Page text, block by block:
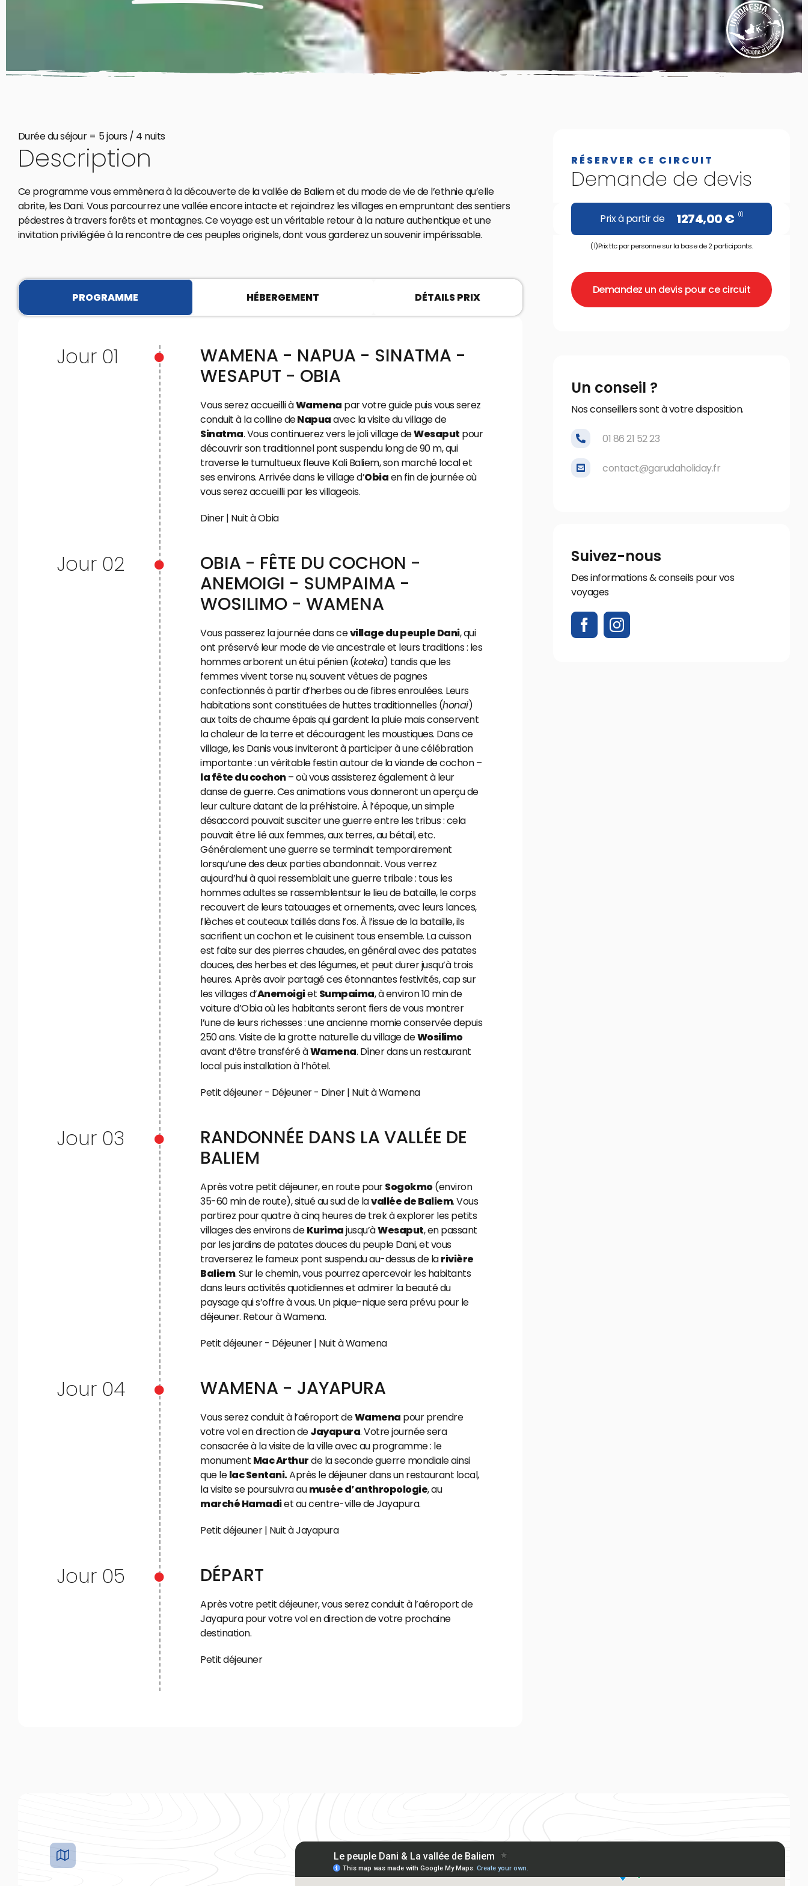
Durée du séjour = 5 jours / 4 nuits
Description
Ce programme vous emmènera à la découverte de la vallée de Baliem et du mode de vie de l’ethnie qu’elle
abrite, les Dani. Vous parcourrez une vallée encore intacte et rejoindrez les villages en empruntant des sentiers
pédestres à travers forêts et montagnes. Ce voyage est un véritable retour à la nature authentique et une
invitation privilégiée à la rencontre de ces peuples originels, dont vous garderez un souvenir impérissable.
PROGRAMME HÉBERGEMENT DÉTAILS PRIX
Jour 01
WAMENA - NAPUA - SINATMA -
WESAPUT - OBIA
Vous serez accueilli àWamena par votre guide puis vous serez
conduit à la colline deNapuaavec la visite du village de
Sinatma. Vous continuerez vers le joli village deWesaput pour
découvrir son traditionnel pont suspendu long de 90 m, qui
traverse le tumultueux fleuve Kali Baliem, son marché local et
ses environs. Arrivée dans le village d’Obiaen fin de journée où
vous serez accueilli par les villageois.
Diner | Nuit à Obia
Jour 02
OBIA - FÊTE DU COCHON -
ANEMOIGI - SUMPAIMA -
WOSILIMO - WAMENA
Vous passerez la journée dans cevillage du peuple Dani, qui
ont préservé leur mode de vie ancestrale et leurs traditions : les
hommes arborent un étui pénien (koteka) tandis que les
femmes vivent torse nu, souvent vêtues de pagnes
confectionnés à partir d’herbes ou de fibres enroulées. Leurs
habitations sont constituées de huttes traditionnelles (honai)
aux toits de chaume épais qui gardent la pluie mais conservent
la chaleur de la terre et découragent les moustiques. Dans ce
village, les Danis vous inviteront à participer à une célébration
importante : un véritable festin autour de la viande de cochon –
la fête du cochon– où vous assisterez également à leur
danse de guerre. Ces animations vous donneront un aperçu de
leur culture datant de la préhistoire. À l’époque, un simple
désaccord pouvait susciter une guerre entre les tribus : cela
pouvait être lié aux femmes, aux terres, au bétail, etc.
Généralement une guerre se terminait temporairement
lorsqu’une des deux parties abandonnait. Vous verrez
aujourd’hui à quoi ressemblait une guerre tribale : tous les
hommes adultes se rassemblentsur le lieu de bataille, le corps
recouvert de leurs tatouages et ornements, avec leurs lances,
flèches et couteaux taillés dans l’os. À l’issue de la bataille, ils
sacrifient un cochon et le cuisinent tous ensemble. La cuisson
est faite sur des pierres chaudes, en général avec des patates
douces, des herbes et des légumes, et peut durer jusqu’à trois
heures. Après avoir partagé ces étonnantes festivités, cap sur
les villages d’Anemoigiet Sumpaima, à environ 10 min de
voiture d’Obia où les habitants seront fiers de vous montrer
l’une de leurs richesses : une ancienne momie conservée depuis
250 ans. Visite de la grotte naturelle du village deWosilimo
avant d’être transféré àWamena. Dîner dans un restaurant
local puis installation à l’hôtel.
Petit déjeuner - Déjeuner - Diner | Nuit à Wamena
Jour 03
RANDONNÉE DANS LA VALLÉE DE
BALIEM
Après votre petit déjeuner, en route pourSogokmo(environ
35-60 min de route), situé au sud de lavallée de Baliem. Vous
partirez pour quatre à cinq heures de trek à explorer les petits
villages des environs deKurimajusqu’àWesaput, en passant
par les jardins de patates douces du peuple Dani, et vous
traverserez le fameux pont suspendu au-dessus de larivière
Baliem. Sur le chemin, vous pourrez apercevoir les habitants
dans leurs activités quotidiennes et admirer la beauté du
paysage qui s’offre à vous. Un pique-nique sera prévu pour le
déjeuner. Retour à Wamena.
Petit déjeuner - Déjeuner | Nuit à Wamena
Jour 04 WAMENA - JAYAPURA
Vous serez conduit à l’aéroport deWamena pour prendre
votre vol en direction deJayapura. Votre journée sera
consacrée à la visite de la ville avec au programme : le
monument Mac Arthurde la seconde guerre mondiale ainsi
que lelac Sentani.Après le déjeuner dans un restaurant local,
la visite se poursuivra aumusée d’anthropologie, au
marché Hamadiet au centre-ville de Jayapura.
Petit déjeuner | Nuit à Jayapura
Jour 05 DÉPART
Après votre petit déjeuner, vous serez conduit à l’aéroport de
Jayapura pour votre vol en direction de votre prochaine
destination.
Petit déjeuner
RÉSERVER CE CIRCUIT
Demande de devis
Prix à partir de 1274,00€ (1)
(1)Prix ttc par personne sur la base de 2 participants.
Demandez un devis pour ce circuit
Un conseil ?
Nos conseillers sont à votre disposition.
01 86 21 52 23
contact@garudaholiday.fr
Suivez-nous
Des informations & conseils pour vos
voyages